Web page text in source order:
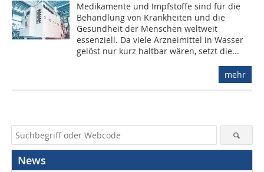
Medikamente und Impfstoffe sind für die
Behandlung von Krankheiten und die
Gesundheit der Menschen weltweit
essenziell. Da viele Arzneimittel in Wasser
gelöst nur kurz haltbar wären, setzt die...
mehr
News